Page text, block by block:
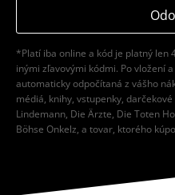
*Platí iba online a kód je platný len
inými zľavovými kódmi. Po vložení
automaticky odpočítaná z vášho
médiá, knihy, vstupenky,
Lindemann, Die Ärzte, Die Toten
Böhse Onkelz, a tovar, ktorého